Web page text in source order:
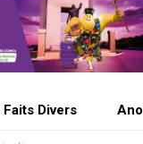
Faits Divers